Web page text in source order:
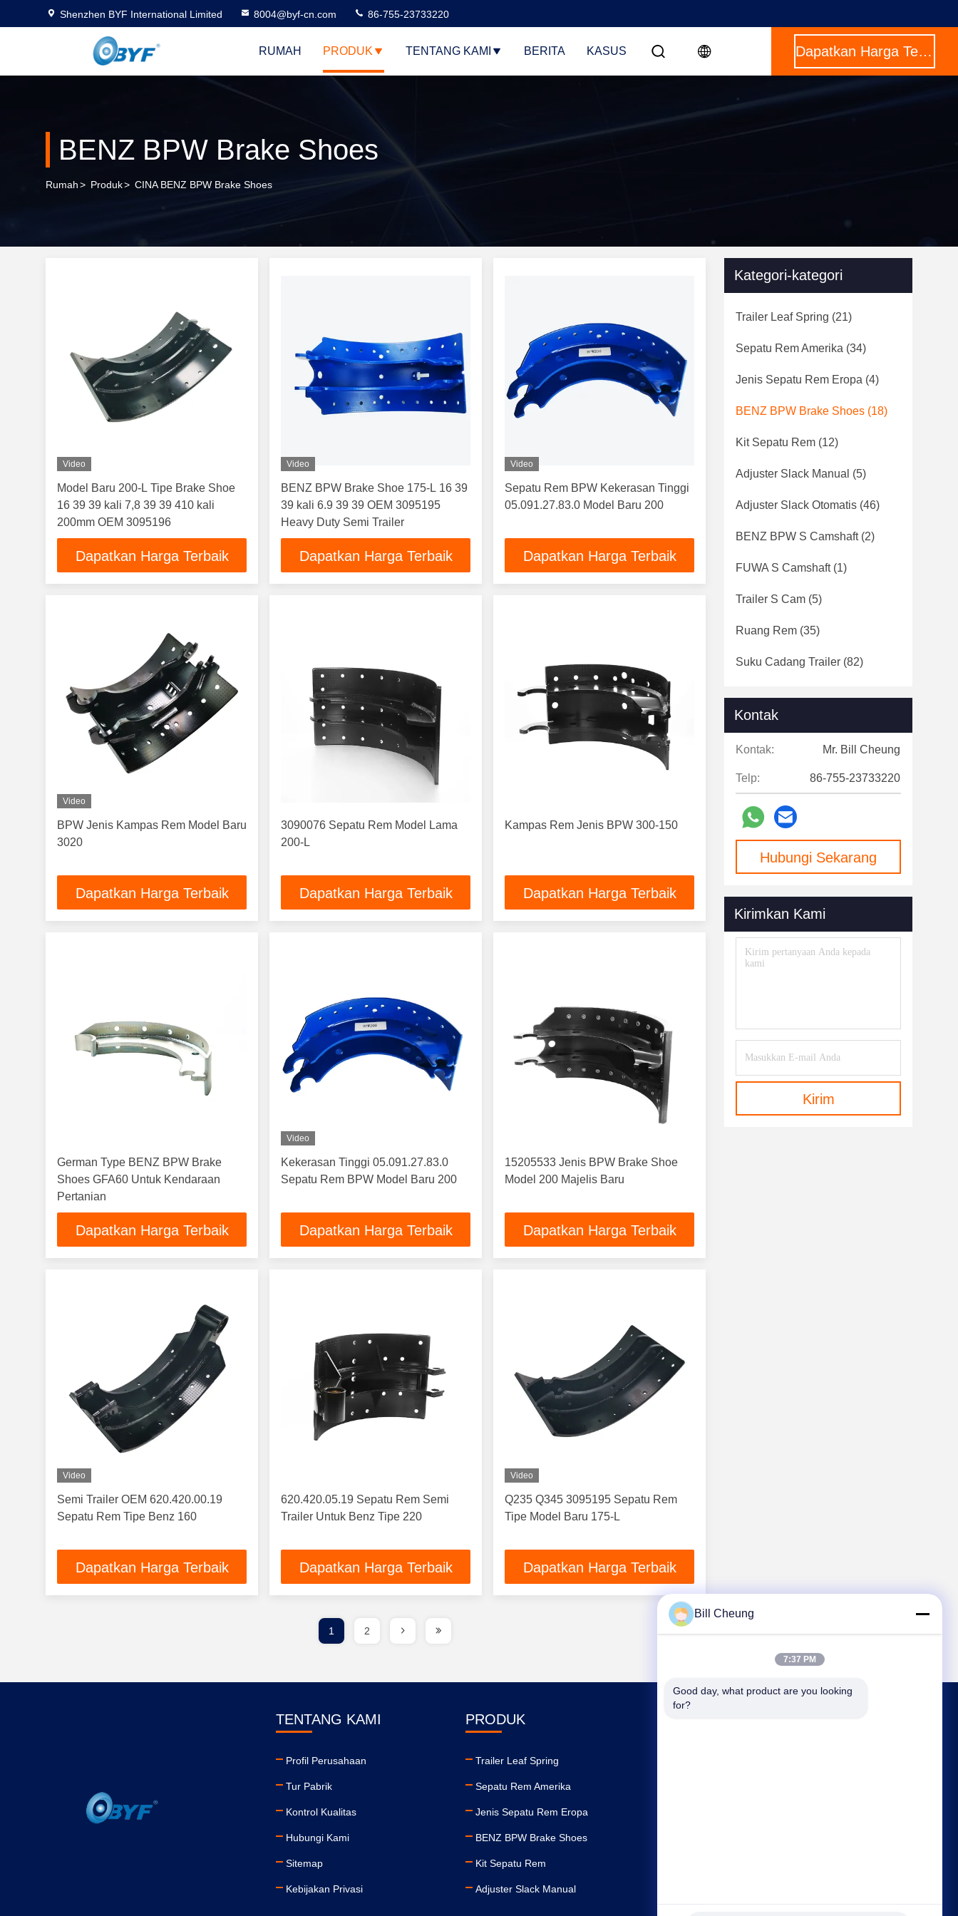
Shenzhen BYF International Limited 8004@byf-cn.com 86-755-23733220
RUMAH PRODUK TENTANG KAMI BERITA KASUS Dapatkan Harga Terbaik
BENZ BPW Brake Shoes
Rumah> Produk> CINA BENZ BPW Brake Shoes
Video
Model Baru 200-L Tipe Brake Shoe
16 39 39 kali 7,8 39 39 410 kali
200mm OEM 3095196
Dapatkan Harga Terbaik
Video
BENZ BPW Brake Shoe 175-L 16 39
39 kali 6.9 39 39 OEM 3095195
Heavy Duty Semi Trailer
Dapatkan Harga Terbaik
Video
Sepatu Rem BPW Kekerasan Tinggi
05.091.27.83.0 Model Baru 200
Dapatkan Harga Terbaik
Video
BPW Jenis Kampas Rem Model Baru
3020
Dapatkan Harga Terbaik
3090076 Sepatu Rem Model Lama
200-L
Dapatkan Harga Terbaik
Kampas Rem Jenis BPW 300-150
Dapatkan Harga Terbaik
German Type BENZ BPW Brake
Shoes GFA60 Untuk Kendaraan
Pertanian
Dapatkan Harga Terbaik
Video
Kekerasan Tinggi 05.091.27.83.0
Sepatu Rem BPW Model Baru 200
Dapatkan Harga Terbaik
15205533 Jenis BPW Brake Shoe
Model 200 Majelis Baru
Dapatkan Harga Terbaik
Video
Semi Trailer OEM 620.420.00.19
Sepatu Rem Tipe Benz 160
Dapatkan Harga Terbaik
620.420.05.19 Sepatu Rem Semi
Trailer Untuk Benz Tipe 220
Dapatkan Harga Terbaik
Video
Q235 Q345 3095195 Sepatu Rem
Tipe Model Baru 175-L
Dapatkan Harga Terbaik
Kategori-kategori
Trailer Leaf Spring (21)
Sepatu Rem Amerika (34)
Jenis Sepatu Rem Eropa (4)
BENZ BPW Brake Shoes (18)
Kit Sepatu Rem (12)
Adjuster Slack Manual (5)
Adjuster Slack Otomatis (46)
BENZ BPW S Camshaft(2)
FUWA S Camshaft(1)
Trailer S Cam (5)
Ruang Rem (35)
Suku Cadang Trailer (82)
Kontak
Kontak: Mr. Bill Cheung
Telp: 86-755-23733220
Hubungi Sekarang
Kirimkan Kami
Kirim
1 2
TENTANG KAMI
Profil Perusahaan
Tur Pabrik
Kontrol Kualitas
Hubungi Kami
Sitemap
Kebijakan Privasi
PRODUK
Trailer Leaf Spring
Sepatu Rem Amerika
Jenis Sepatu Rem Eropa
BENZ BPW Brake Shoes
Kit Sepatu Rem
Adjuster Slack Manual
Bill Cheung
7:37 PM
Good day, what product are you looking
for?